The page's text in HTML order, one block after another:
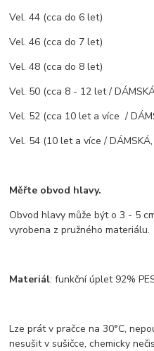
Vel. 44 (cca do 6 let)
Vel. 46 (cca do 7 let)
Vel. 48 (cca do 8 let)
Vel. 50 (cca 8 - 12 let /
Vel. 52 (cca 10 let a více /
Vel. 54 (10 let a více / DÁMSKÁ,
Měřte obvod hlavy.
Obvod hlavy může být o 3 - 5
vyrobena z pružného materiálu.
Materiál: funkční úplet 92%
Lze prát v pračce na 30°C,
nesušit v sušičce, chemicky